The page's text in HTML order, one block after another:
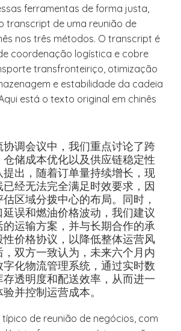
ferramentas de forma justa,
transcript de uma reunião de
nos três métodos. O transcript é
coordenação logística e cobre
transfronteiriço, otimização
e estabilidade da cadeia
está o texto original em chinês
调会议中，我们重点讨论了跨
储成本优化以及供应链稳定性
提出，随着订单量持续增长，现
经无法完全满足时效要求，因
区域分拨中心的布局。同时，
误和燃油价格波动，我们建议
运输方案，并与长期合作的承
价格协议，以降低整体运营风
，双方一致认为，未来六个月内
字化物流管理系统，通过实时数
透明度和配送效率，从而进一
并控制运营成本。
de reunião de negócios, com